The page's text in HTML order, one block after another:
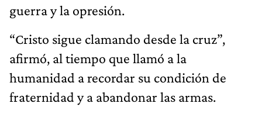
guerra y la opresión.
“Cristo sigue clamando desde la cruz”,
afirmó, al tiempo que llamó a la
humanidad a recordar su condición de
fraternidad y a abandonar las armas.